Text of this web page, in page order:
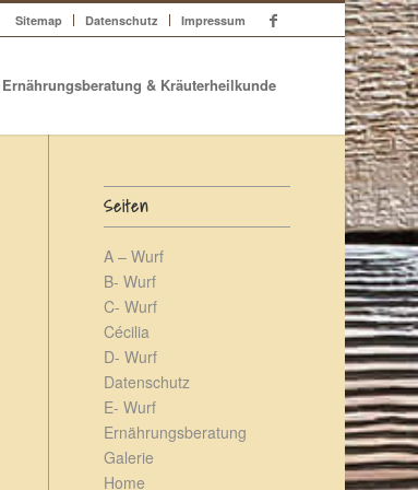
Sitemap Datenschutz Impressum
Ernährungsberatung & Kräuterheilkunde
Seiten
A – Wurf
B- Wurf
C- Wurf
Cécilia
D- Wurf
Datenschutz
E- Wurf
Ernährungsberatung
Galerie
Home